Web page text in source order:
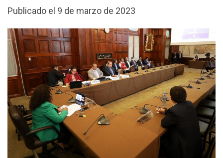
Publicado el 9 de marzo de 2023